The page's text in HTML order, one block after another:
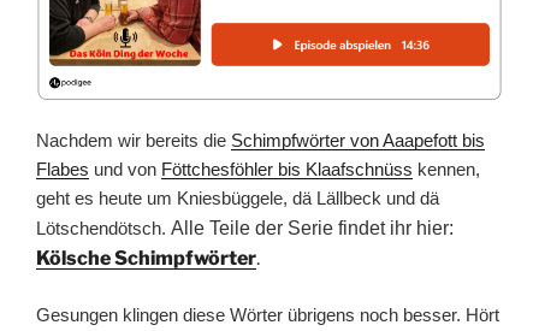
Nachdem wir bereits die Schimpfwörter von Aaapefott bis
Flabes und von Föttchesföhler bis Klaafschnüss kennen,
geht es heute um Kniesbüggele, dä Lällbeck und dä
Lötschendötsch. Alle Teile der Serie findet ihr hier:
Kölsche Schimpfwörter.
Gesungen klingen diese Wörter übrigens noch besser. Hört